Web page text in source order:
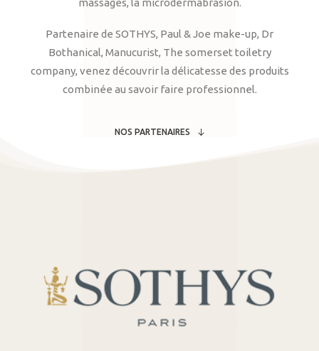
massages, la microdermabrasion.
Partenaire de SOTHYS, Paul & Joe make-up, Dr
Bothanical, Manucurist, The somerset toiletry
company, venez découvrir la délicatesse des produits
combinée au savoir faire professionnel.
NOS PARTENAIRES